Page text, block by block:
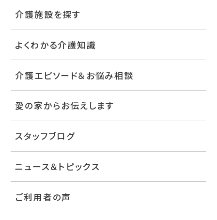
介護施設を探す
よくわかる介護知識
介護エピソード＆お悩み相談
愛の家からお伝えします
スタッフブログ
ニュース＆トピックス
ご利用者の声